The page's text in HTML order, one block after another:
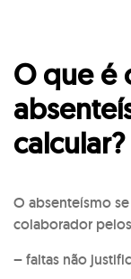
O que é
calcular?
O absenteísmo
colaborador
– faltas não